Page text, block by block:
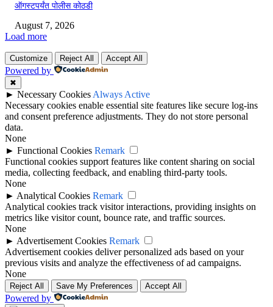
ऑगस्टपर्यंत पोलीस कोठडी
August 7, 2026
Load more
Customize Reject All Accept All
Powered by
✖
► Necessary Cookies Always Active
Necessary cookies enable essential site features like secure log-ins
and consent preference adjustments. They do not store personal
data.
None
► Functional Cookies Remark
Functional cookies support features like content sharing on social
media, collecting feedback, and enabling third-party tools.
None
► Analytical Cookies Remark
Analytical cookies track visitor interactions, providing insights on
metrics like visitor count, bounce rate, and traffic sources.
None
► Advertisement Cookies Remark
Advertisement cookies deliver personalized ads based on your
previous visits and analyze the effectiveness of ad campaigns.
None
Reject All Save My Preferences Accept All
Powered by